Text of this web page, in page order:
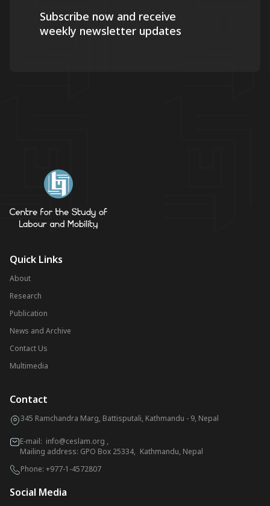
Subscribe now and receive
weekly newsletter updates
Quick Links
About
Research
Publication
News and Archive
Contact Us
Multimedia
Contact
345 Ramchandra Marg, Battisputali, Kathmandu - 9, Nepal
E-mail: info@ceslam.org ,
Mailing address: GPO Box 25334, Kathmandu, Nepal
Phone: +977-1-4572807
Social Media